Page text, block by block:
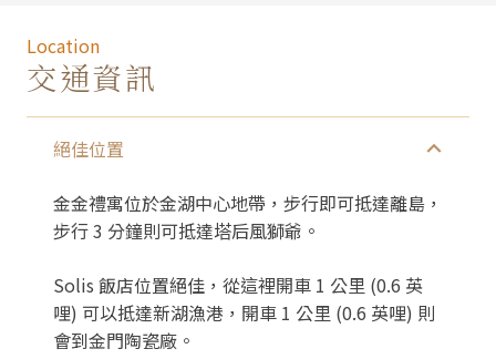
Location
交通資訊
絕佳位置
金金禮寓位於金湖中心地帶，步行即可抵達離島，
步行 3 分鐘則可抵達塔后風獅爺。
Solis 飯店位置絕佳，從這裡開車 1 公里 (0.6 英
哩) 可以抵達新湖漁港，開車 1 公里 (0.6 英哩) 則
會到金門陶瓷廠。